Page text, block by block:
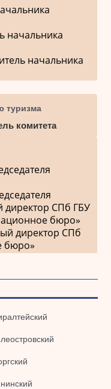
начальника
начальника
туризма
комитета
директор СПб ГБУ
бюро»
директор СПб
бюро»